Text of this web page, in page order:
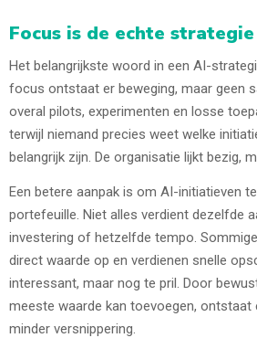
Focus is de echte strategie
Het belangrijkste woord in een AI-
focus ontstaat er beweging, maar geen
overal pilots, experimenten en losse
terwijl niemand precies weet welke
belangrijk zijn. De organisatie lijkt bezig,
Een betere aanpak is om AI-initiatieven
portefeuille. Niet alles verdient dezelfde
investering of hetzelfde tempo.
direct waarde op en verdienen snelle
interessant, maar nog te pril. Door
meeste waarde kan toevoegen, ontstaat
minder versnippering.